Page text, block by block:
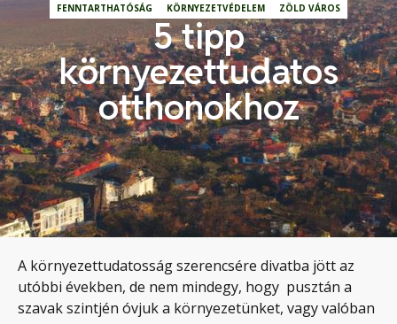
FENNTARTHATÓSÁG KÖRNYEZETVÉDELEM ZÖLD VÁROS
5 tipp
környezettudatos
otthonokhoz
A környezettudatosság szerencsére divatba jött az
utóbbi években, de nem mindegy, hogy pusztán a
szavak szintjén óvjuk a környezetünket, vagy valóban